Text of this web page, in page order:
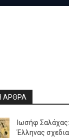
ΑΡΘΡΑ
Ιωσήφ
Έλληνας